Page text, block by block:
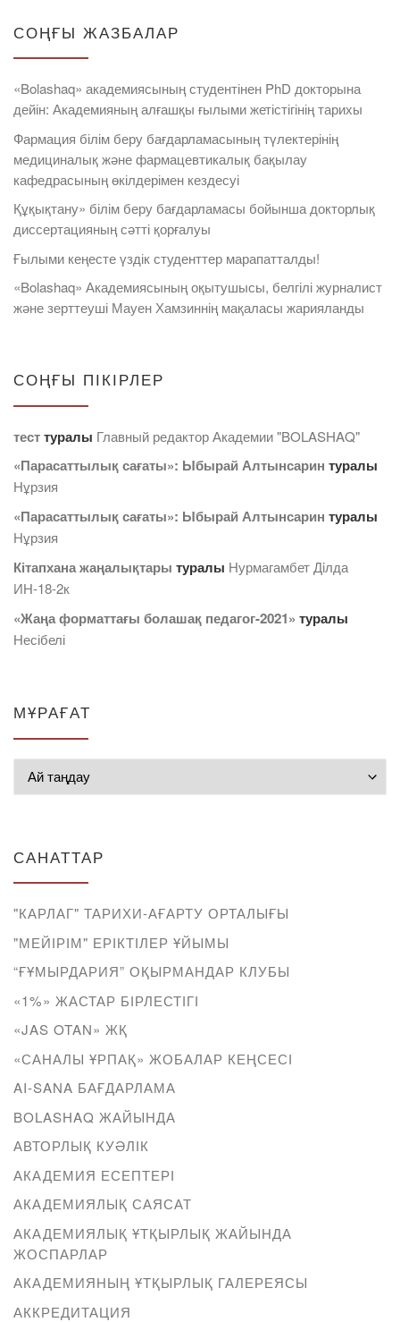
СОҢҒЫ ЖАЗБАЛАР
«Bolashaq» академиясының студентінен PhD докторына
дейін: Академияның алғашқы ғылыми жетістігінің тарихы
Фармация білім беру бағдарламасының түлектерінің
медициналық және фармацевтикалық бақылау
кафедрасының өкілдерімен кездесуі
Құқықтану» білім беру бағдарламасы бойынша докторлық
диссертацияның сәтті қорғалуы
Ғылыми кеңесте үздік студенттер марапатталды!
«Bolashaq» Академиясының оқытушысы, белгілі журналист
және зерттеуші Мауен Хамзиннің мақаласы жарияланды
СОҢҒЫ ПІКІРЛЕР
тесттуралы Главный редактор Академии "BOLASHAQ"
«Парасаттылық сағаты»: Ыбырай Алтынсарин туралы
Нұрзия
«Парасаттылық сағаты»: Ыбырай Алтынсарин туралы
Нұрзия
Кітапхана жаңалықтары туралы Нурмагамбет Дiлда
ИН-18-2к
«Жаңа форматтағы болашақ педагог-2021» туралы
Несібелі
МҰРАҒАТ
САНАТТАР
"КАРЛАГ" ТАРИХИ-АҒАРТУ ОРТАЛЫҒЫ
"МЕЙІРІМ" ЕРІКТІЛЕР ҰЙЫМЫ
“ҒҰМЫРДАРИЯ” ОҚЫРМАНДАР КЛУБЫ
«1%» ЖАСТАР БІРЛЕСТІГІ
«JAS OTAN» ЖҚ
«САНАЛЫ ҰРПАҚ» ЖОБАЛАР КЕҢСЕСІ
AI-SANA БАҒДАРЛАМА
BOLASHAQ ЖАЙЫНДА
АВТОРЛЫҚ КУӘЛІК
АКАДЕМИЯ ЕСЕПТЕРІ
АКАДЕМИЯЛЫҚ САЯСАТ
АКАДЕМИЯЛЫҚ ҰТҚЫРЛЫҚ ЖАЙЫНДА
ЖОСПАРЛАР
АКАДЕМИЯНЫҢ ҰТҚЫРЛЫҚ ГАЛЕРЕЯСЫ
АККРЕДИТАЦИЯ